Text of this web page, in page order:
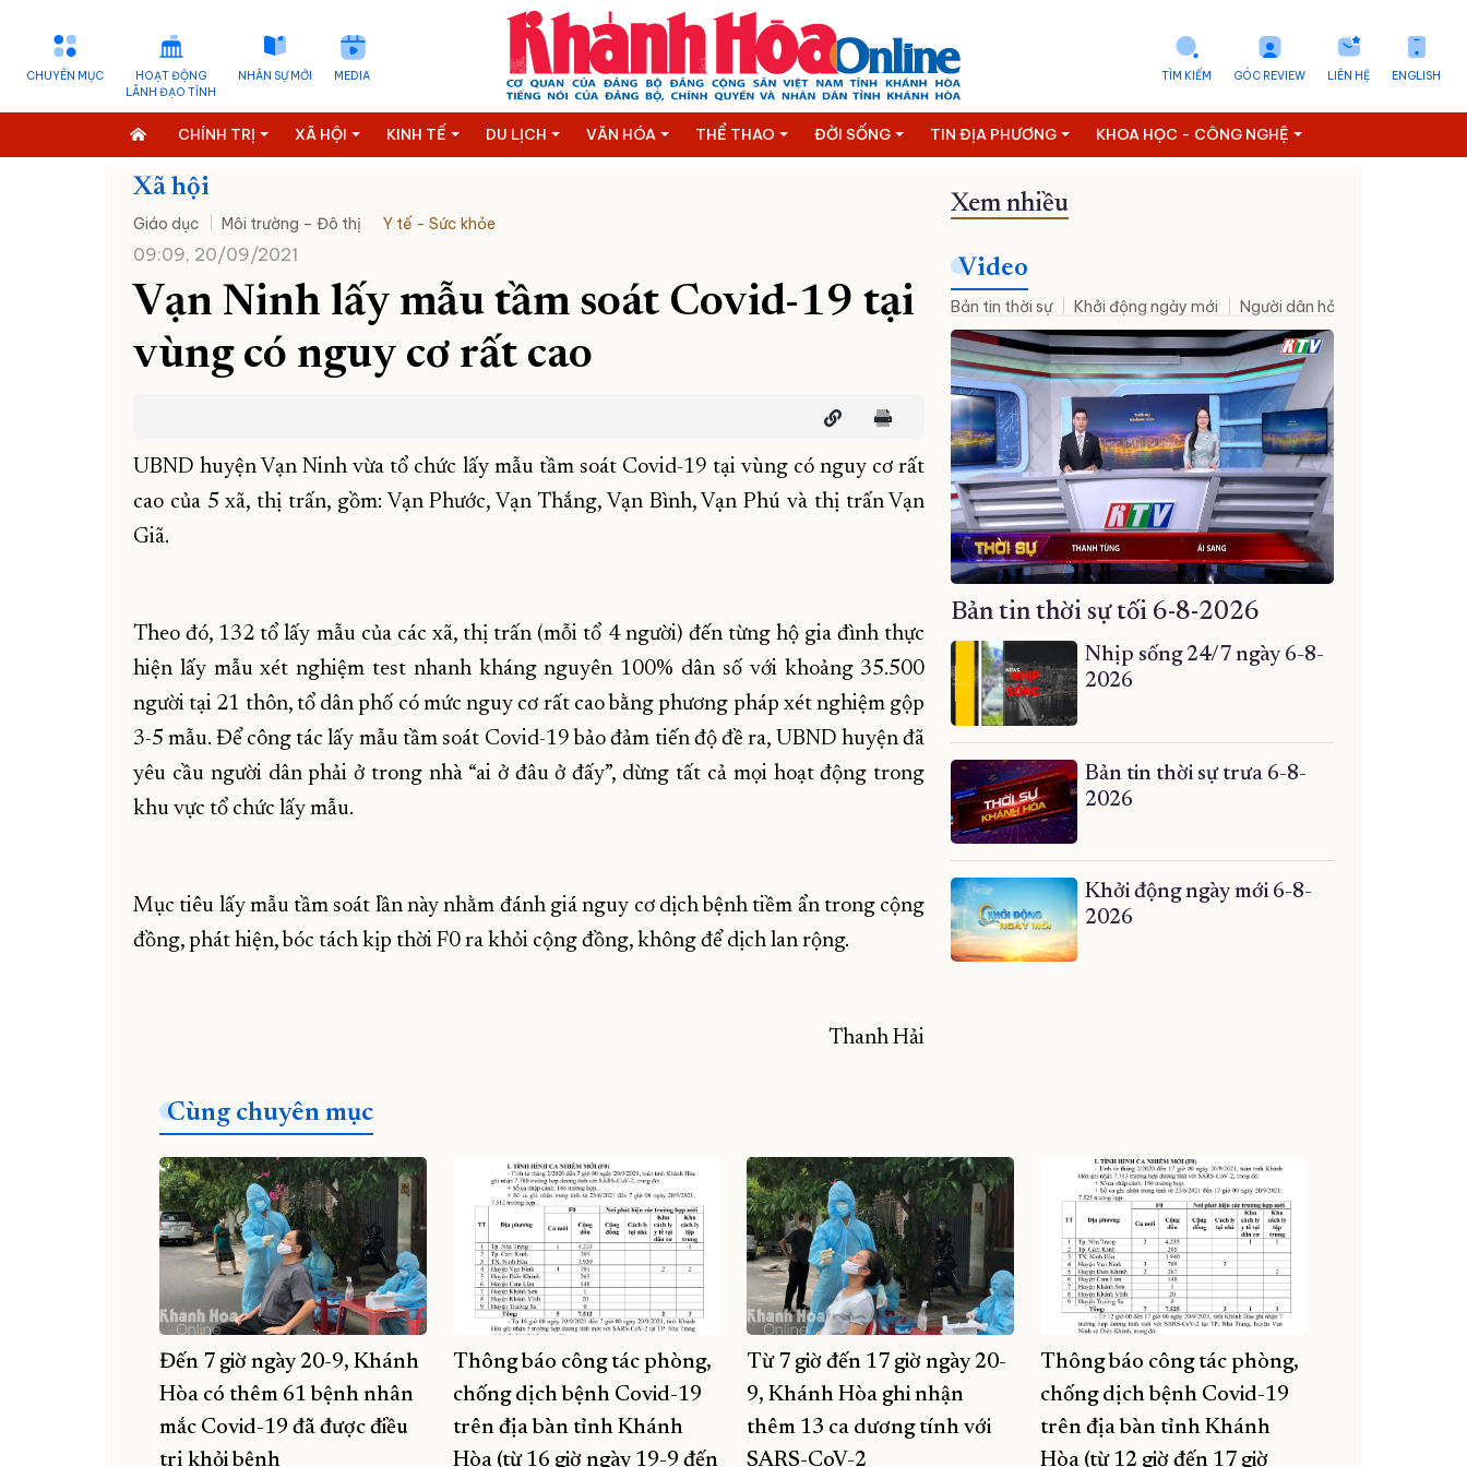
CHUYÊN MỤC
HOẠT ĐỘNG
LÃNH ĐẠO TỈNH
NHÂN SỰ MỚI MEDIA ENGLISH
LIÊN HỆ
GÓC REVIEW
TÌM KIẾM
CHÍNH TRỊ XÃ HỘI KINH TẾ DU LỊCH VĂN HÓA THỂ THAO ĐỜI SỐNG TIN ĐỊA PHƯƠNG KHOA HỌC - CÔNG NGHỆ
Xã hội
Giáo dục Môi trường – Đô thị Y tế - Sức khỏe
09:09, 20/09/2021
Vạn Ninh lấy mẫu tầm soát Covid-19 tại
vùng có nguy cơ rất cao
UBND huyện Vạn Ninh vừa tổ chức lấy mẫu tầm soát Covid-19 tại vùng có nguy cơ rất
cao của 5 xã, thị trấn, gồm: Vạn Phước, Vạn Thắng, Vạn Bình, Vạn Phú và thị trấn Vạn
Giã.
Theo đó, 132 tổ lấy mẫu của các xã, thị trấn (mỗi tổ 4 người) đến từng hộ gia đình thực
hiện lấy mẫu xét nghiệm test nhanh kháng nguyên 100% dân số với khoảng 35.500
người tại 21 thôn, tổ dân phố có mức nguy cơ rất cao bằng phương pháp xét nghiệm gộp
3-5 mẫu. Để công tác lấy mẫu tầm soát Covid-19 bảo đảm tiến độ đề ra, UBND huyện đã
yêu cầu người dân phải ở trong nhà “ai ở đâu ở đấy”, dừng tất cả mọi hoạt động trong
khu vực tổ chức lấy mẫu.
Mục tiêu lấy mẫu tầm soát lần này nhằm đánh giá nguy cơ dịch bệnh tiềm ẩn trong cộng
đồng, phát hiện, bóc tách kịp thời F0 ra khỏi cộng đồng, không để dịch lan rộng.
Thanh Hải
Xem nhiều
Video
Bản tin thời sự Khởi động ngày mới Người dân hỏi – Cơ quan nhà
Bản tin thời sự tối 6-8-2026
Nhịp sống 24/7 ngày 6-8-
2026
Bản tin thời sự trưa 6-8-
2026
Khởi động ngày mới 6-8-
2026
Cùng chuyên mục
Đến 7 giờ ngày 20-9, Khánh
Hòa có thêm 61 bệnh nhân
mắc Covid-19 đã được điều
trị khỏi bệnh
Thông báo công tác phòng,
chống dịch bệnh Covid-19
trên địa bàn tỉnh Khánh
Hòa (từ 16 giờ ngày 19-9 đến
Từ 7 giờ đến 17 giờ ngày 20-
9, Khánh Hòa ghi nhận
thêm 13 ca dương tính với
SARS-CoV-2
Thông báo công tác phòng,
chống dịch bệnh Covid-19
trên địa bàn tỉnh Khánh
Hòa (từ 12 giờ đến 17 giờ